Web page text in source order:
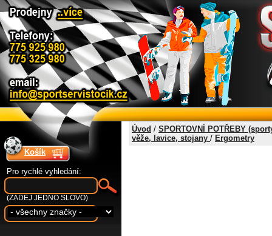
Pro rychlé vyhledání:
(ZADEJ JEDNO SLOVO)
Košík
Úvod / SPORTOVNÍ POTŘEBY
věže, lavice, stojany / Ergometry